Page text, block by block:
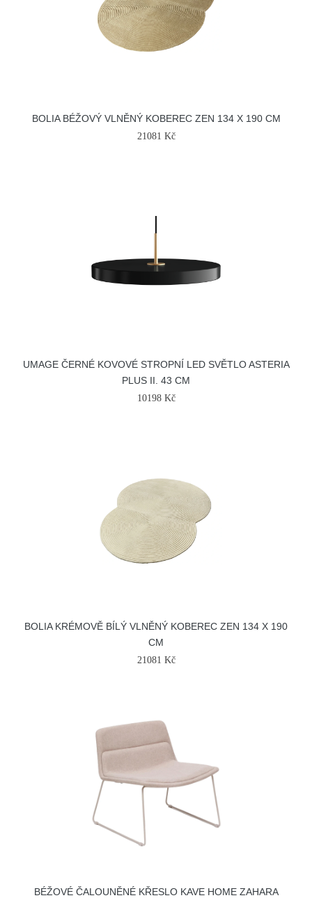
BOLIA BÉŽOVÝ VLNĚNÝ KOBEREC ZEN 134 X 190 CM
21081 Kč
UMAGE ČERNÉ KOVOVÉ STROPNÍ LED SVĚTLO ASTERIA
PLUS II. 43 CM
10198 Kč
BOLIA KRÉMOVĚ BÍLÝ VLNĚNÝ KOBEREC ZEN 134 X 190
CM
21081 Kč
BÉŽOVÉ ČALOUNĚNÉ KŘESLO KAVE HOME ZAHARA